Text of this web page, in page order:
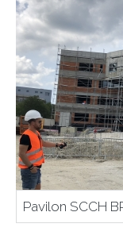
Pavilon SCCH